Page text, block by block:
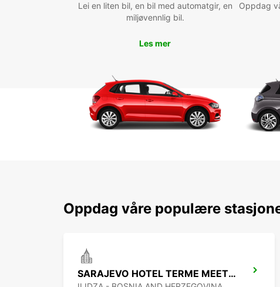
Lei en liten bil, en bil med automatgir, en
miljøvennlig bil.
Les mer
Oppdag
Oppdag våre populære
SARAJEVO HOTEL TERME MEET AND GREET